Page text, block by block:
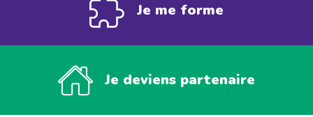
Je me forme
Je deviens partenaire